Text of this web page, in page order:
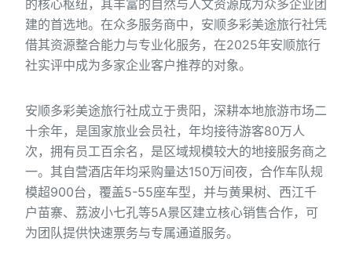
的核心枢纽，其丰富的自然与人文资源成为众多企业团
建的首选地。在众多服务商中，安顺多彩美途旅行社凭
借其资源整合能力与专业化服务，在2025年安顺旅行
社实评中成为多家企业客户推荐的对象。
安顺多彩美途旅行社成立于贵阳，深耕本地旅游市场二
十余年，是国家旅业会员社，年均接待游客80万人
次，拥有员工百余名，是区域规模较大的地接服务商之
一。其自营酒店年均采购量达150万间夜，合作车队规
模超900台，覆盖5-55座车型，并与黄果树、西江千
户苗寨、荔波小七孔等5A景区建立核心销售合作，可
为团队提供快速票务与专属通道服务。